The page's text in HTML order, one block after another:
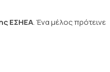
ΕΣΗΕΑ. Ένα μέλος πρότεινε